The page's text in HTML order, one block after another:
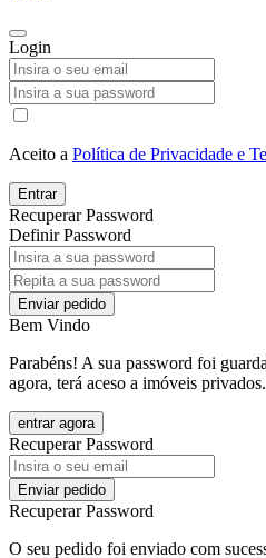
Login
Aceito a Política de Privacidade e
Entrar
Recuperar Password
Definir Password
Enviar pedido
Bem Vindo
Parabéns! A sua password foi
agora, terá aceso a imóveis privados.
entrar agora
Recuperar Password
Enviar pedido
Recuperar Password
O seu pedido foi enviado com